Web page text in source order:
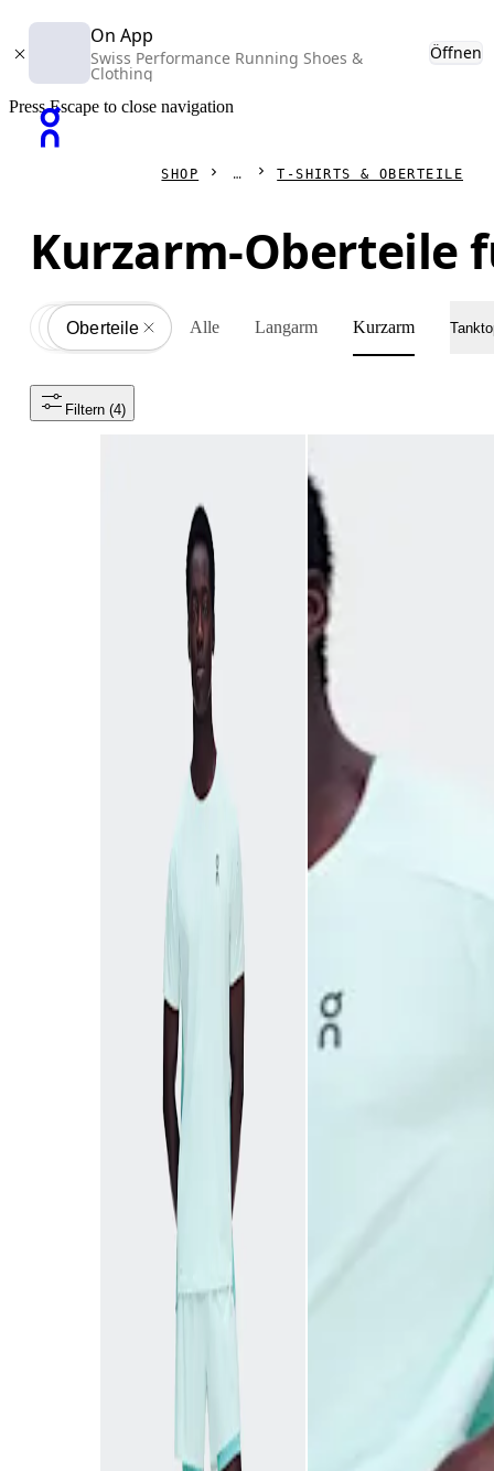
On App
Swiss Performance Running Shoes &
Clothing
Öffnen
Press Escape to close navigation
SHOP T-SHIRTS & OBERTEILE
Kurzarm-Oberteile
All
Kleidung
Oberteile Alle Langarm Kurzarm
Filtern (4)